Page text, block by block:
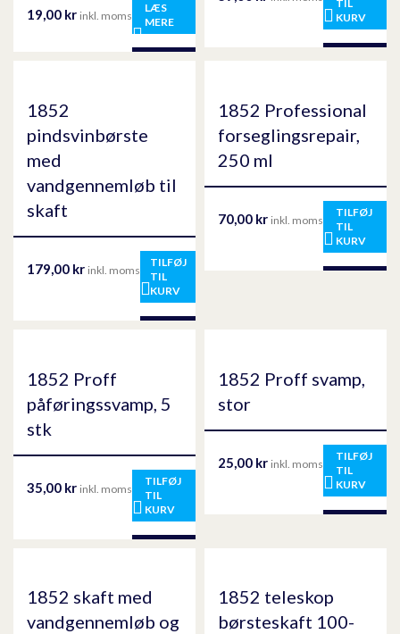
19,00 kr inkl. moms
LÆS
MERE
TIL
KURV
1852
pindsvinbørste
med
vandgennemløb til
skaft
179,00 kr inkl. moms
TILFØJ
TIL
KURV
1852 Professional
forseglingsrepair,
250 ml
70,00 kr inkl. moms
TILFØJ
TIL
KURV
1852 Proff
påføringssvamp, 5
stk
35,00 kr inkl. moms
TILFØJ
TIL
KURV
1852 Proff svamp,
stor
25,00 kr inkl. moms
TILFØJ
TIL
KURV
1852 skaft med
vandgennemløb og
1852 teleskop
børsteskaft 100-